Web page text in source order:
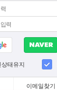
태유지
이메일찾기